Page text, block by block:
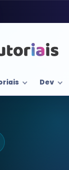
Dev